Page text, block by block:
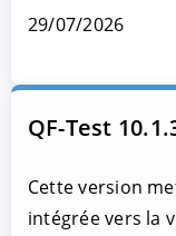
29/07/2026
QF-Test
Cette version
intégrée vers la